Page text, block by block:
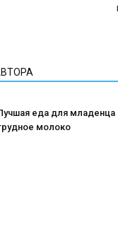
еда для младенца
молоко